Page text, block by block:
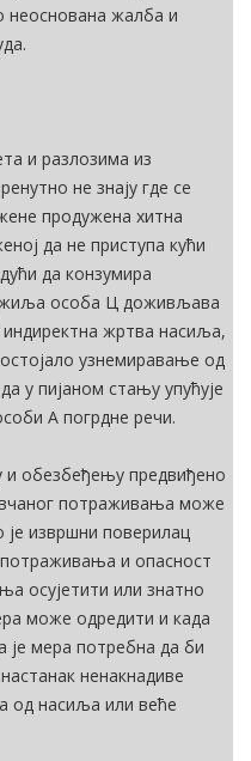
неоснована жалба и
и разлозима из
не знају где се
продужена хитна
да не приступа кући
да конзумира
особа Ц доживљава
жртва насиља,
узнемиравање од
у пијаном стању упућује
А погрдне речи.
обезбеђењу предвиђено
потраживања може
извршни поверилац
и опасност
осујетити или знатно
може одредити и када
је мера потребна да би
ненакнадиве
од насиља или веће